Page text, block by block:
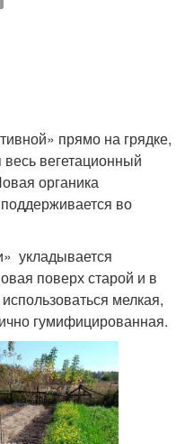
прямо на грядке,
вегетационный
органика
во
укладывается
поверх старой и в
мелкая,
гумифицированная.